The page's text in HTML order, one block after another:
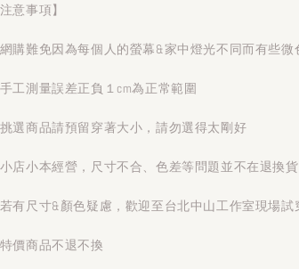
注意事項】
購難免因為每個人的螢幕&家中燈光不同而有些微
工測量誤差正負１cm為正常範圍
選商品請預留穿著大小，請勿選得太剛好
店小本經營，尺寸不合、色差等問題並不在退換
有尺寸&顏色疑慮，歡迎至台北中山工作室現場試
價商品不退不換